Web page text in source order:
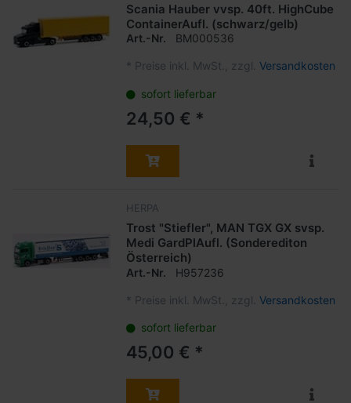
Scania Hauber vvsp. 40ft. HighCube
ContainerAufl. (schwarz/gelb)
Art.-Nr. BM000536
* Preise inkl. MwSt., zzgl. Versandkosten
sofort lieferbar
24,50 € *
HERPA
Trost "Stiefler", MAN TGX GX svsp.
Medi GardPlAufl. (Sonderediton
Österreich)
Art.-Nr. H957236
* Preise inkl. MwSt., zzgl. Versandkosten
sofort lieferbar
45,00 € *